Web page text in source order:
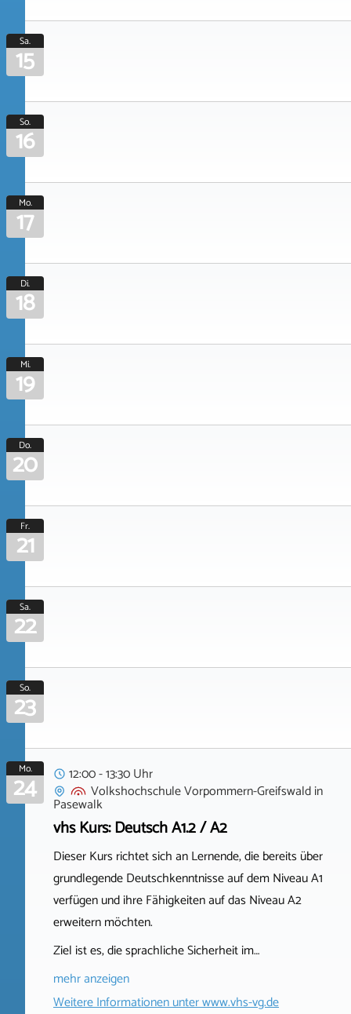
Sa.
15
So.
16
Mo.
17
Di.
18
Mi.
19
Do.
20
Fr.
21
Sa.
22
So.
23
Mo.
24
12:00 - 13:30 Uhr
Volkshochschule Vorpommern-Greifswaldin
Pasewalk
vhs Kurs: Deutsch A1.2 / A2
Dieser Kurs richtet sich an Lernende, die bereits über
grundlegende Deutschkenntnisse auf dem Niveau A1
verfügen und ihre Fähigkeiten auf das Niveau A2
erweitern möchten.
Ziel ist es, die sprachliche Sicherheit im…
mehr anzeigen
Weitere Informationen unterwww.vhs-vg.de